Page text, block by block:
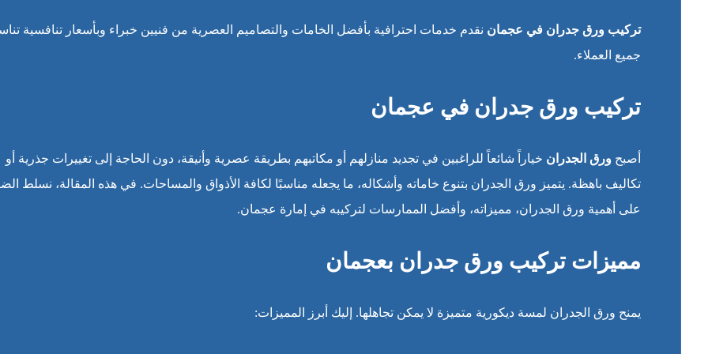
تركيب ورق جدران في عجمان نقدم خدمات احترافية بأفضل الخامات والتصاميم العصرية من فنيين خبراء وبأسعار تنافسية
جميع العملاء.
تركيب ورق جدران في عجمان
أصبح ورق الجدران خياراً شائعاً للراغبين في تجديد منازلهم أو مكاتبهم بطريقة عصرية وأنيقة، دون الحاجة إلى تغييرات جذرية أو
تكاليف باهظة. يتميز ورق الجدران بتنوع خاماته وأشكاله، ما يجعله مناسبًا لكافة الأذواق والمساحات. في هذه المقالة، نسلط
على أهمية ورق الجدران، مميزاته، وأفضل الممارسات لتركيبه في إمارة عجمان.
مميزات تركيب ورق جدران بعجمان
يمنح ورق الجدران لمسة ديكورية متميزة لا يمكن تجاهلها. إليك أبرز المميزات: